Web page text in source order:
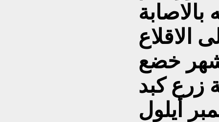
بالاصابة
الاقلاع
خضع
في 21 سبتمبر أيلول